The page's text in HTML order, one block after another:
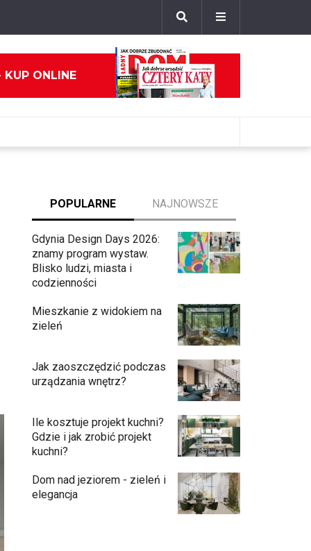
KUP ONLINE
POPULARNE NAJNOWSZE
Gdynia Design Days 2026:
znamy program wystaw.
Blisko ludzi, miasta i
codzienności
Mieszkanie z widokiem na
zieleń
Jak zaoszczędzić podczas
urządzania wnętrz?
Ile kosztuje projekt kuchni?
Gdzie i jak zrobić projekt
kuchni?
Dom nad jeziorem - zieleń i
elegancja